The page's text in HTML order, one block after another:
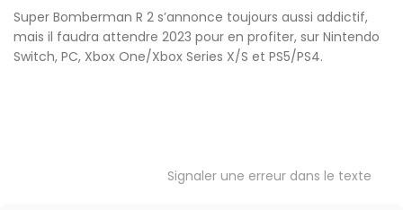
Super Bomberman R 2 s’annonce toujours aussi addictif,
mais il faudra attendre 2023 pour en profiter, sur Nintendo
Switch, PC, Xbox One/Xbox Series X/S et PS5/PS4.
Signaler une erreur dans le texte